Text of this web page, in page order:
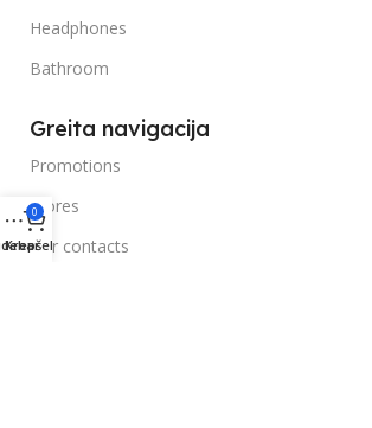
Headphones
Bathroom
Greita navigacija
Promotions
Stores
Our contacts
0
Krepšelis